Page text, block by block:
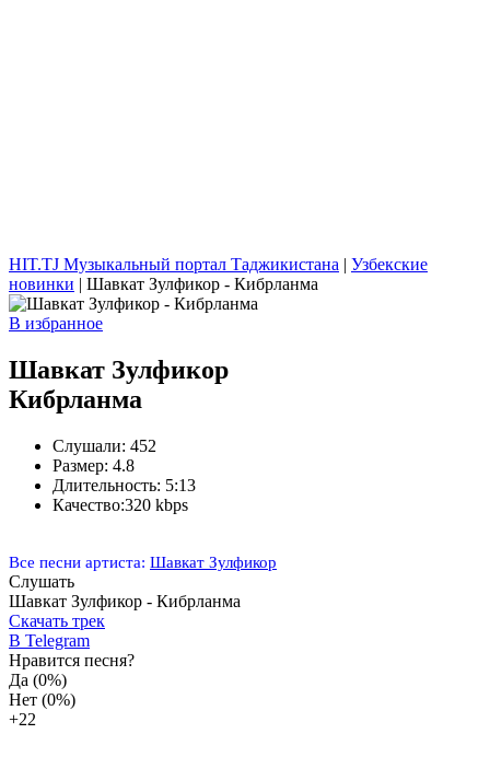
HIT.TJ Музыкальный портал Таджикистана | Узбекские
новинки | Шавкат Зулфикор - Кибрланма
В избранное
Шавкат Зулфикор
Кибрланма
Слушали: 452
Размер: 4.8
Длительность: 5:13
Качество:320 kbps
Все песни артиста: Шавкат Зулфикор
Слушать
Шавкат Зулфикор - Кибрланма
Скачать трек
В Telegram
Нравится песня?
Да (0%)
Нет (0%)
+22